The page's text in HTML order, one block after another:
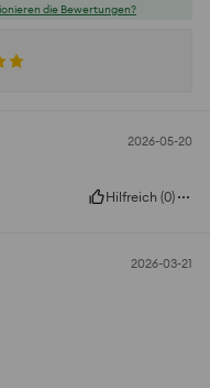
die Bewertungen?
2026-05-20
Hilfreich (0)
2026-03-21